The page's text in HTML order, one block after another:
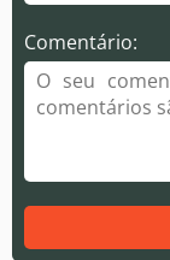
Comentário: